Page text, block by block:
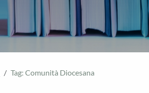
Tag: Comunità Diocesana